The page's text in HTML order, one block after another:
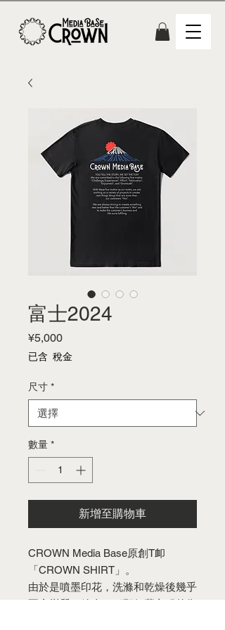
富士2024
¥5,000價
格
已含 稅金
尺寸 *
數量 *
新增至購物車
CROWN Media Base原創T卹
「CROWN SHIRT」。
由於是噴墨印花，洗滌和乾燥後幾乎
不會變質，給人一種類似舊衣服的復